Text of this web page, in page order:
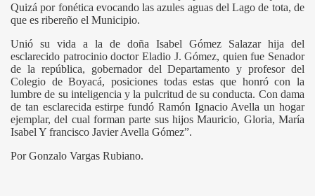
Quizá por fonética evocando las azules aguas del Lago de tota, de
que es ribereño el Municipio.
Unió su vida a la de doña Isabel Gómez Salazar hija del
esclarecido patrocinio doctor Eladio J. Gómez, quien fue Senador
de la república, gobernador del Departamento y profesor del
Colegio de Boyacá, posiciones todas estas que honró con la
lumbre de su inteligencia y la pulcritud de su conducta. Con dama
de tan esclarecida estirpe fundó Ramón Ignacio Avella un hogar
ejemplar, del cual forman parte sus hijos Mauricio, Gloria, María
Isabel Y francisco Javier Avella Gómez”.
Por Gonzalo Vargas Rubiano.